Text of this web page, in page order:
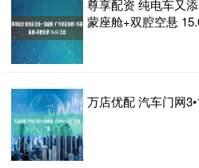
尊享配资 纯电车又
蒙座舱+双腔空悬
万店优配 汽车门网